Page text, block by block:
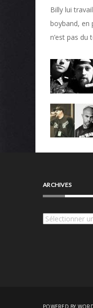
Billy lui
boyband, en
n’est pas
ARCHIVES
Archives
POWERED BY